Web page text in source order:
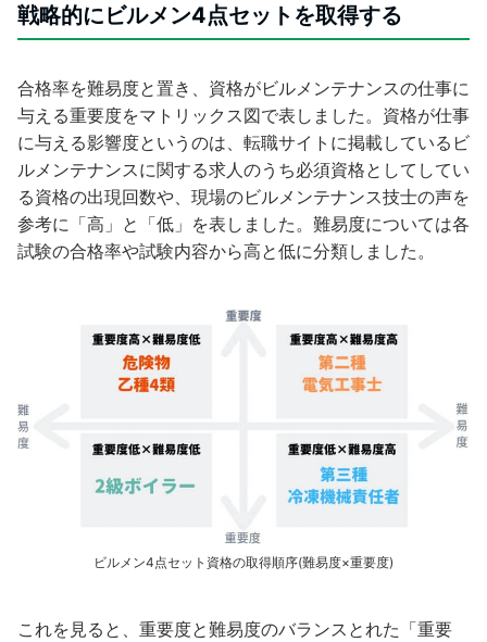
戦略的にビルメン4点セットを取得する
合格率を難易度と置き、資格がビルメンテナンスの仕事に
与える重要度をマトリックス図で表しました。資格が仕事
に与える影響度というのは、転職サイトに掲載しているビ
ルメンテナンスに関する求人のうち必須資格としてしてい
る資格の出現回数や、現場のビルメンテナンス技士の声を
参考に「高」と「低」を表しました。難易度については各
試験の合格率や試験内容から高と低に分類しました。
ビルメン4点セット資格の取得順序(難易度×重要度)
これを見ると、重要度と難易度のバランスとれた「重要